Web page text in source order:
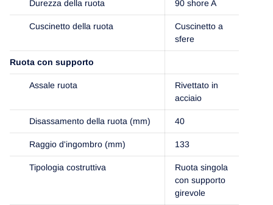
Durezza della ruota 90 shore A
Cuscinetto della ruota
Cuscinetto a
sfere
Ruota con supporto
Assale ruota
Rivettato in
acciaio
Disassamento della ruota (mm) 40
Raggio d'ingombro (mm) 133
Tipologia costruttiva
Ruota singola
con supporto
girevole